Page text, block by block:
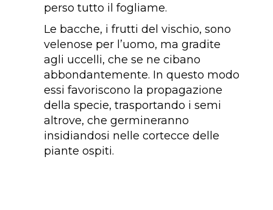
perso tutto il fogliame.
Le bacche, i frutti del vischio, sono
velenose per l’uomo, ma gradite
agli uccelli, che se ne cibano
abbondantemente. In questo modo
essi favoriscono la propagazione
della specie, trasportando i semi
altrove, che germineranno
insidiandosi nelle cortecce delle
piante ospiti.